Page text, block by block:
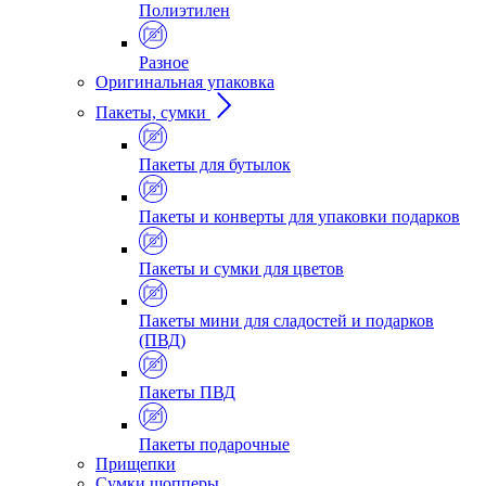
Полиэтилен
Разное
Оригинальная упаковка
Пакеты, сумки
Пакеты для бутылок
Пакеты и конверты для упаковки подарков
Пакеты и сумки для цветов
Пакеты мини для сладостей и подарков
(ПВД)
Пакеты ПВД
Пакеты подарочные
Прищепки